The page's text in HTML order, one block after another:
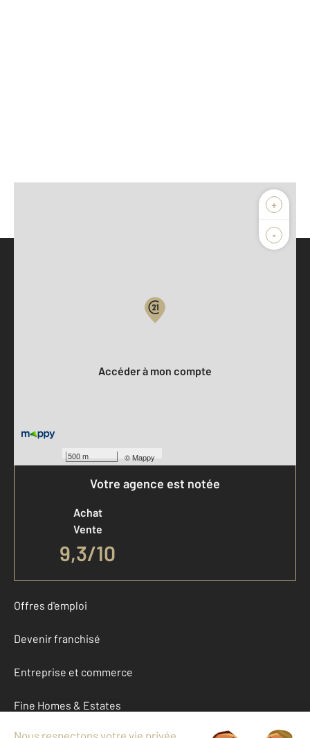
+
-
500 m ©Mappy
Accéder à mon compte
Votre agence est notée
Achat
Vente
9,3/10
Offres d'emploi
Devenir franchisé
Entreprise et commerce
Fine Homes & Estates